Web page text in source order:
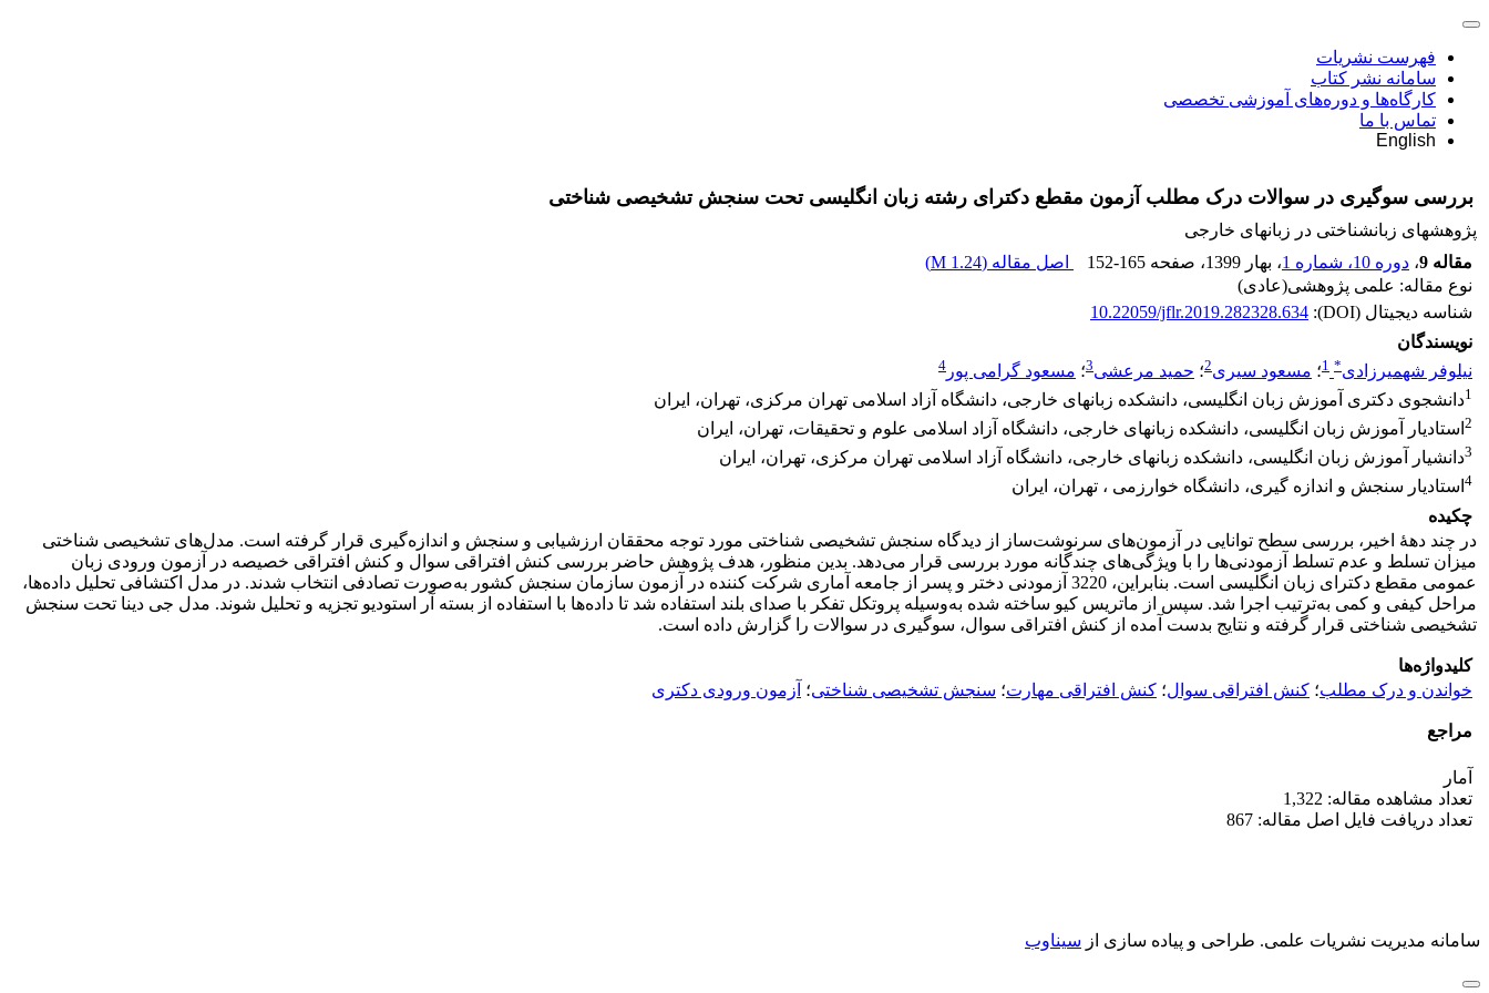
فهرست نشریات
سامانه نشر کتاب
کارگاه‌ها و دوره‌های آموزشی تخصصی
تماس با ما
English
بررسی سوگیری در سوالات درک مطلب آزمون مقطع دکترای رشته زبان انگلیسی تحت سنجش تشخیصی شناختی
پژوهشهای زبانشناختی در زبانهای خارجی
مقاله 9
، دوره 10، شماره 1 ، بهار 1399 ، صفحه 152-165 اصل مقاله (1.24 M
)
نوع مقاله: علمی پژوهشی(عادی)
شناسه دیجیتال (DOI):
10.22059/jflr.2019.282328.634
نویسندگان
نیلوفر شهمیرزادی*
1؛ مسعود سیری2؛ حمید مرعشی3؛ مسعود گرامی پور 4
1دانشجوی دکتری آموزش زبان انگلیسی، دانشکده زبانهای خارجی، دانشگاه آزاد اسلامی تهران مرکزی، تهران، ایران
2 استادیار آموزش زبان انگلیسی، دانشکده زبانهای خارجی، دانشگاه آزاد اسلامی علوم و تحقیقات، تهران، ایران
3دانشیار آموزش زبان انگلیسی، دانشکده زبانهای خارجی، دانشگاه آزاد اسلامی تهران مرکزی، تهران، ایران
4 استادیار سنجش و اندازه گیری، دانشگاه خوارزمی ، تهران، ایران
چکیده
در چند دهۀ اخیر، بررسی سطح توانایی در آزمون‌های سرنوشت‌ساز از دیدگاه سنجش تشخیصی شناختی مورد توجه محققان ارزشیابی و سنجش و اندازه‌گیری قرار گرفته است. مدل‌های تشخیصی شناختی
میزان تسلط و عدم تسلط آزمودنی‌ها را با ویژگی‌های چندگانه مورد بررسی قرار می‌دهد. بدین منظور، هدف پژوهش حاضر بررسی کنش افتراقی سوال و کنش افتراقی خصیصه در آزمون ورودی زبان
عمومی مقطع دکترای زبان انگلیسی است. بنابراین، 3220 آزمودنی دختر و پسر از جامعه آماری شرکت کننده در آزمون سازمان سنجش کشور به‌صورت تصادفی انتخاب شدند. در مدل اکتشافی تحلیل داده‌ها،
مراحل کیفی و کمی به‌ترتیب اجرا شد. سپس از ماتریس کیو ساخته شده به‌وسیله پروتکل تفکر با صدای بلند استفاده شد تا داده‌ها با استفاده از بسته آر استودیو تجزیه و تحلیل شوند. مدل جی دینا تحت سنجش
تشخیصی شناختی قرار گرفته و نتایج بدست آمده از کنش افتراقی سوال، سوگیری در سوالات را گزارش داده است.
کلیدواژه‌ها
خواندن و درک مطلب؛ کنش افتراقی سوال؛ کنش افتراقی مهارت؛ سنجش تشخیصی شناختی؛ آزمون ورودی دکتری
مراجع
آمار
تعداد مشاهده مقاله: 1,322
تعداد دریافت فایل اصل مقاله: 867
سامانه مدیریت نشریات علمی. طراحی و پیاده سازی از سیناوب